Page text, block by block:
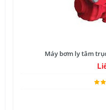
Máy bơm ly tâm